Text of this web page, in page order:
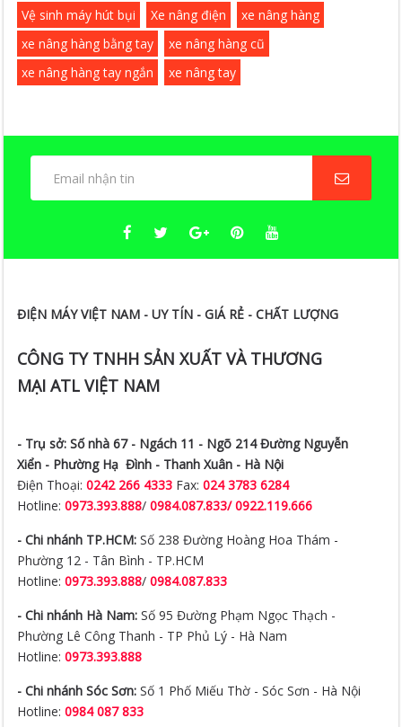
Vệ sinh máy hút bụi
Xe nâng điện
xe nâng hàng
xe nâng hàng bằng tay
xe nâng hàng cũ
xe nâng hàng tay ngắn
xe nâng tay
ĐIỆN MÁY VIỆT NAM - UY TÍN - GIÁ RẺ - CHẤT LƯỢNG
CÔNG TY TNHH SẢN XUẤT VÀ THƯƠNG
MẠI ATL VIỆT NAM
- Trụ sở: Số nhà 67 - Ngách 11 - Ngõ 214 Đường Nguyễn
Xiển - Phường Hạ Đình - Thanh Xuân - Hà Nội
Điện Thoại:0242 266 4333 Fax:024 3783 6284
Hotline:0973.393.888/0984.087.833/ 0922.119.666
- Chi nhánh TP.HCM: Số 238 Đường Hoàng Hoa Thám -
Phường 12 - Tân Bình - TP.HCM
Hotline:0973.393.888/0984.087.833
- Chi nhánh Hà Nam: Số 95 Đường Phạm Ngọc Thạch -
Phường Lê Công Thanh - TP Phủ Lý - Hà Nam
Hotline:0973.393.888
- Chi nhánh Sóc Sơn: Số 1 Phố Miếu Thờ - Sóc Sơn - Hà Nội
Hotline:0984 087 833